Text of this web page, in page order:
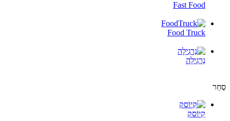
Fast Food
Food Truck
נַרגִילָה
סַחַר
קִיוֹסק